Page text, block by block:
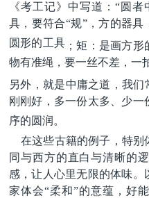
《考工记》中写道： “圆者
具，要符合“规”，方的器具
圆形的工具 ；矩： 是画方形
物有准绳，要一丝不差，一
另外，就是中庸之道，我们
刚刚好，多一份太多、少
序的圆润。
在这些古籍的例子，特别
同与西方的直白与清晰的
感，让人心里无限的体味。
家体会“柔和”的意蕴，好